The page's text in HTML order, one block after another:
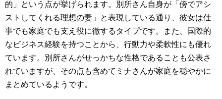
的」という点が挙げられます。別所さん自身が「傍でアシ
ストしてくれる理想の妻」と表現している通り、彼女は仕
事でも家庭でも支え役に徹するタイプです。また、国際的
なビジネス経験を持つことから、行動力や柔軟性にも優れ
ています。別所さんがせっかちな性格であることも公表さ
れていますが、その点も含めてミナさんが家庭を穏やかに
まとめているようです。